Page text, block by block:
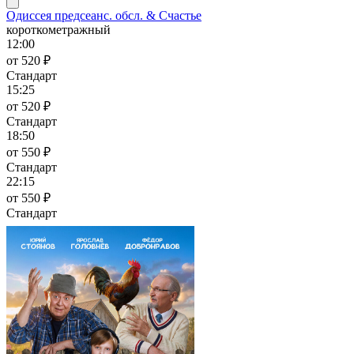
Одиссея предсеанс. обсл. & Счастье
короткометражный
12:00
от 520 ₽
Стандарт
15:25
от 520 ₽
Стандарт
18:50
от 550 ₽
Стандарт
22:15
от 550 ₽
Стандарт